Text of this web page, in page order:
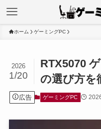
ホーム ゲーミングPC
RTX5070
の選び方を
2026
1/20
広告 ゲーミングPC